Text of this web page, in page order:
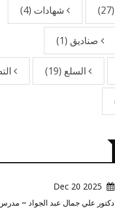
(27) شهادات (4)
صناديق (1)
السلع (19)
2025 Dec 20
دكتور علي جمال عبد الجواد – مدرس